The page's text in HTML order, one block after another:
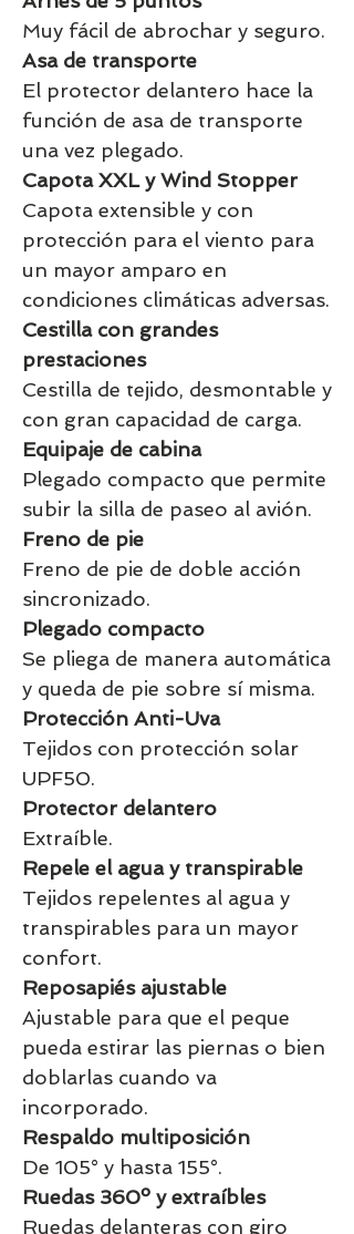
Muy fácil de abrochar y seguro.
Asa de transporte
El protector delantero hace la
función de asa de transporte
una vez plegado.
Capota XXL y Wind Stopper
Capota extensible y con
protección para el viento para
un mayor amparo en
condiciones climáticas adversas.
Cestilla con grandes
prestaciones
Cestilla de tejido, desmontable y
con gran capacidad de carga.
Equipaje de cabina
Plegado compacto que permite
subir la silla de paseo al avión.
Freno de pie
Freno de pie de doble acción
sincronizado.
Plegado compacto
Se pliega de manera automática
y queda de pie sobre sí misma.
Protección Anti-Uva
Tejidos con protección solar
UPF50.
Protector delantero
Extraíble.
Repele el agua y transpirable
Tejidos repelentes al agua y
transpirables para un mayor
confort.
Reposapiés ajustable
Ajustable para que el peque
pueda estirar las piernas o bien
doblarlas cuando va
incorporado.
Respaldo multiposición
De 105° y hasta 155°.
Ruedas 360º y extraíbles
Ruedas delanteras con giro